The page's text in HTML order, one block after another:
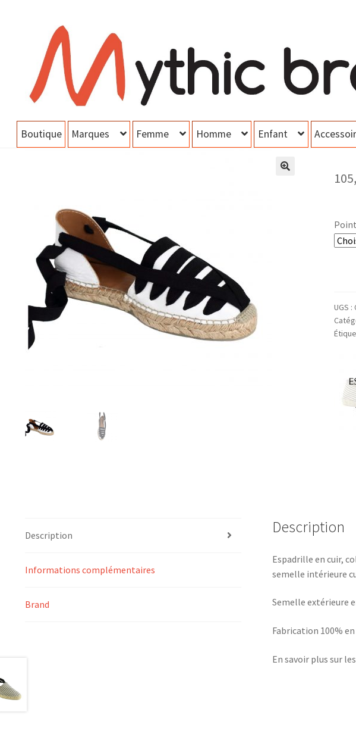
navigation
contenu
Boutique Marques Femme Homme Enfant
UGS :
Description
Informations complémentaires
Brand
Description
Espadrille en cuir,
semelle intérieure
Semelle extérieure
Fabrication 100%
En savoir plus sur les